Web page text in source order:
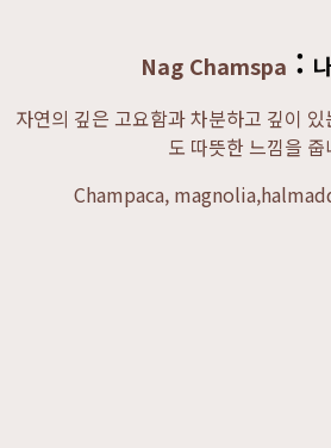
Nag Chamspa :
자연의 깊은 고요함과 차분하고 깊이
도 따뜻한 느낌을 줍
Champaca,